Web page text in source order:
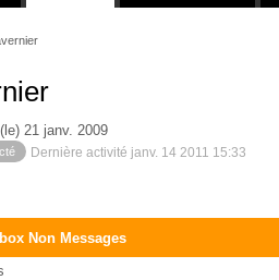
21 janv. 2009
Dernière activité janv. 14 2011 15:33
Non Messages